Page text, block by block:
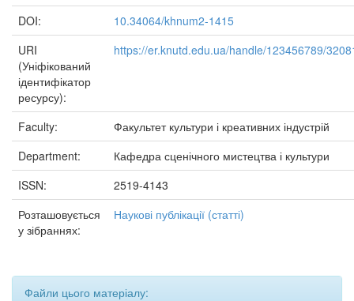
DOI:
10.34064/khnum2-1415
URI
(Уніфікований
ідентифікатор
ресурсу):
https://er.knutd.edu.ua/handle/123456789/
Faculty:
Факультет культури і креативних індустрій
Department:
Кафедра сценічного мистецтва і культури
ISSN:
2519-4143
Розташовується
у зібраннях:
Наукові публікації (статті)
Файли цього матеріалу: